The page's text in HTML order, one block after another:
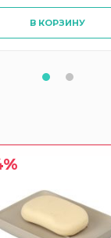
В КОРЗИНУ